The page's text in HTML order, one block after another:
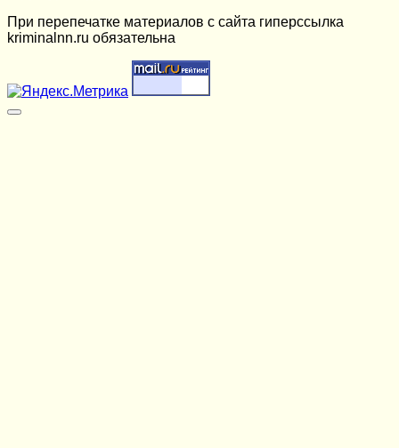
При перепечатке материалов c сайта гиперссылка
kriminalnn.ru обязательна